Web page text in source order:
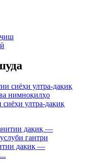
ултра-дақиқ
дақиқ —